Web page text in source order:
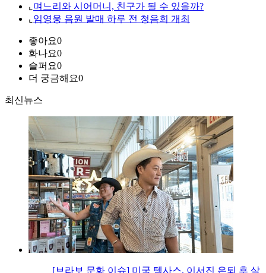
⌞ 며느리와 시어머니, 친구가 될 수 있을까?
⌞ 임영웅 음원 발매 하루 전 청음회 개최
좋아요0
화나요0
슬퍼요0
더 궁금해요0
최신뉴스
[브라보 문화 이슈] 미국 텍사스, 이서진 은퇴 후 살